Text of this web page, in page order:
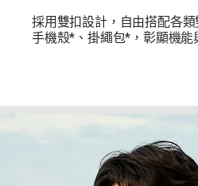
採用雙扣設計，自由搭配各
手機殼*、掛繩包*，彰顯機能